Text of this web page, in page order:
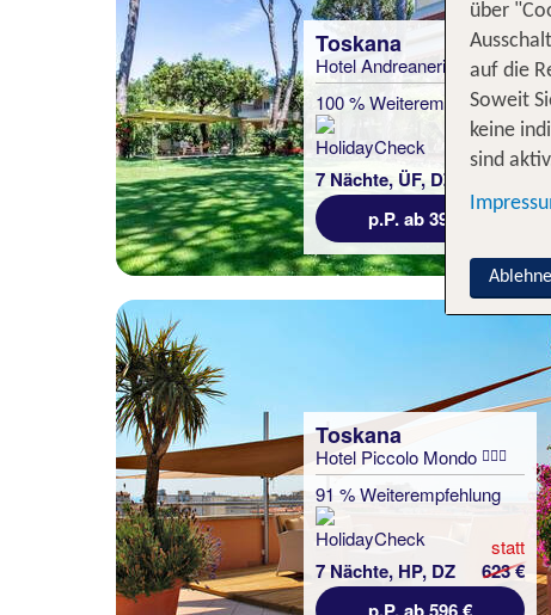
Toskana
Hotel Andreaneri
100 % Weiterempfehlung
7 Nächte, ÜF, DZ
statt
p.P. ab 391 €
Toskana
Hotel Piccolo Mondo
91 % Weiterempfehlung
7 Nächte, HP, DZ
statt
623 €
über
auf die
Soweit
keine
sind